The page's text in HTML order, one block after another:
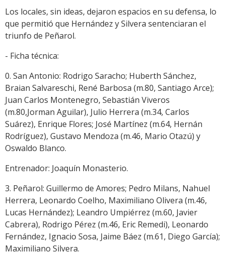
Los locales, sin ideas, dejaron espacios en su defensa, lo
que permitió que Hernández y Silvera sentenciaran el
triunfo de Peñarol.
- Ficha técnica:
0. San Antonio: Rodrigo Saracho; Huberth Sánchez,
Braian Salvareschi, René Barbosa (m.80, Santiago Arce);
Juan Carlos Montenegro, Sebastián Viveros
(m.80,Jorman Aguilar), Julio Herrera (m.34, Carlos
Suárez), Enrique Flores; José Martínez (m.64, Hernán
Rodríguez), Gustavo Mendoza (m.46, Mario Otazú) y
Oswaldo Blanco.
Entrenador: Joaquín Monasterio.
3. Peñarol: Guillermo de Amores; Pedro Milans, Nahuel
Herrera, Leonardo Coelho, Maximiliano Olivera (m.46,
Lucas Hernández); Leandro Umpiérrez (m.60, Javier
Cabrera), Rodrigo Pérez (m.46, Eric Remedi), Leonardo
Fernández, Ignacio Sosa, Jaime Báez (m.61, Diego García);
Maximiliano Silvera.